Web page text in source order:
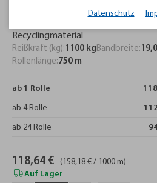
Recyclingmaterial
Reißkraft (kg): 1100 kg Bandbreite:
Rollenlänge:750 m
ab 1 Rolle
ab 4 Rolle
ab 24 Rolle
118,64 €
(158,18 € / 1000 m)
Auf Lager
Datenschutz